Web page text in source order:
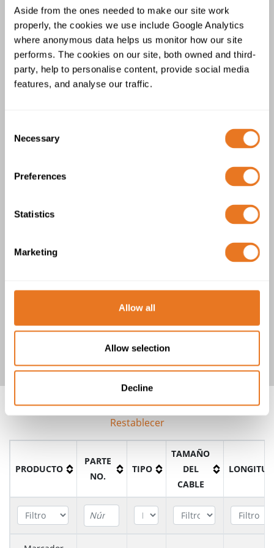
Aside from the ones needed to make our site work
properly, the cookies we use include Google Analytics
where anonymous data helps us monitor how our site
performs. The cookies on our site, both owned and third-
party, help to personalise content, provide social media
features, and analyse our traffic.
Selection
Necessary
Preferences
Statistics
Marketing
Allow all
Allow selection
Decline
Tiras soporte de tipo K
Restablecer
PRODUCTO
PARTE
NO.
TIPO
TAMAÑO
DEL
CABLE
LONGITUD